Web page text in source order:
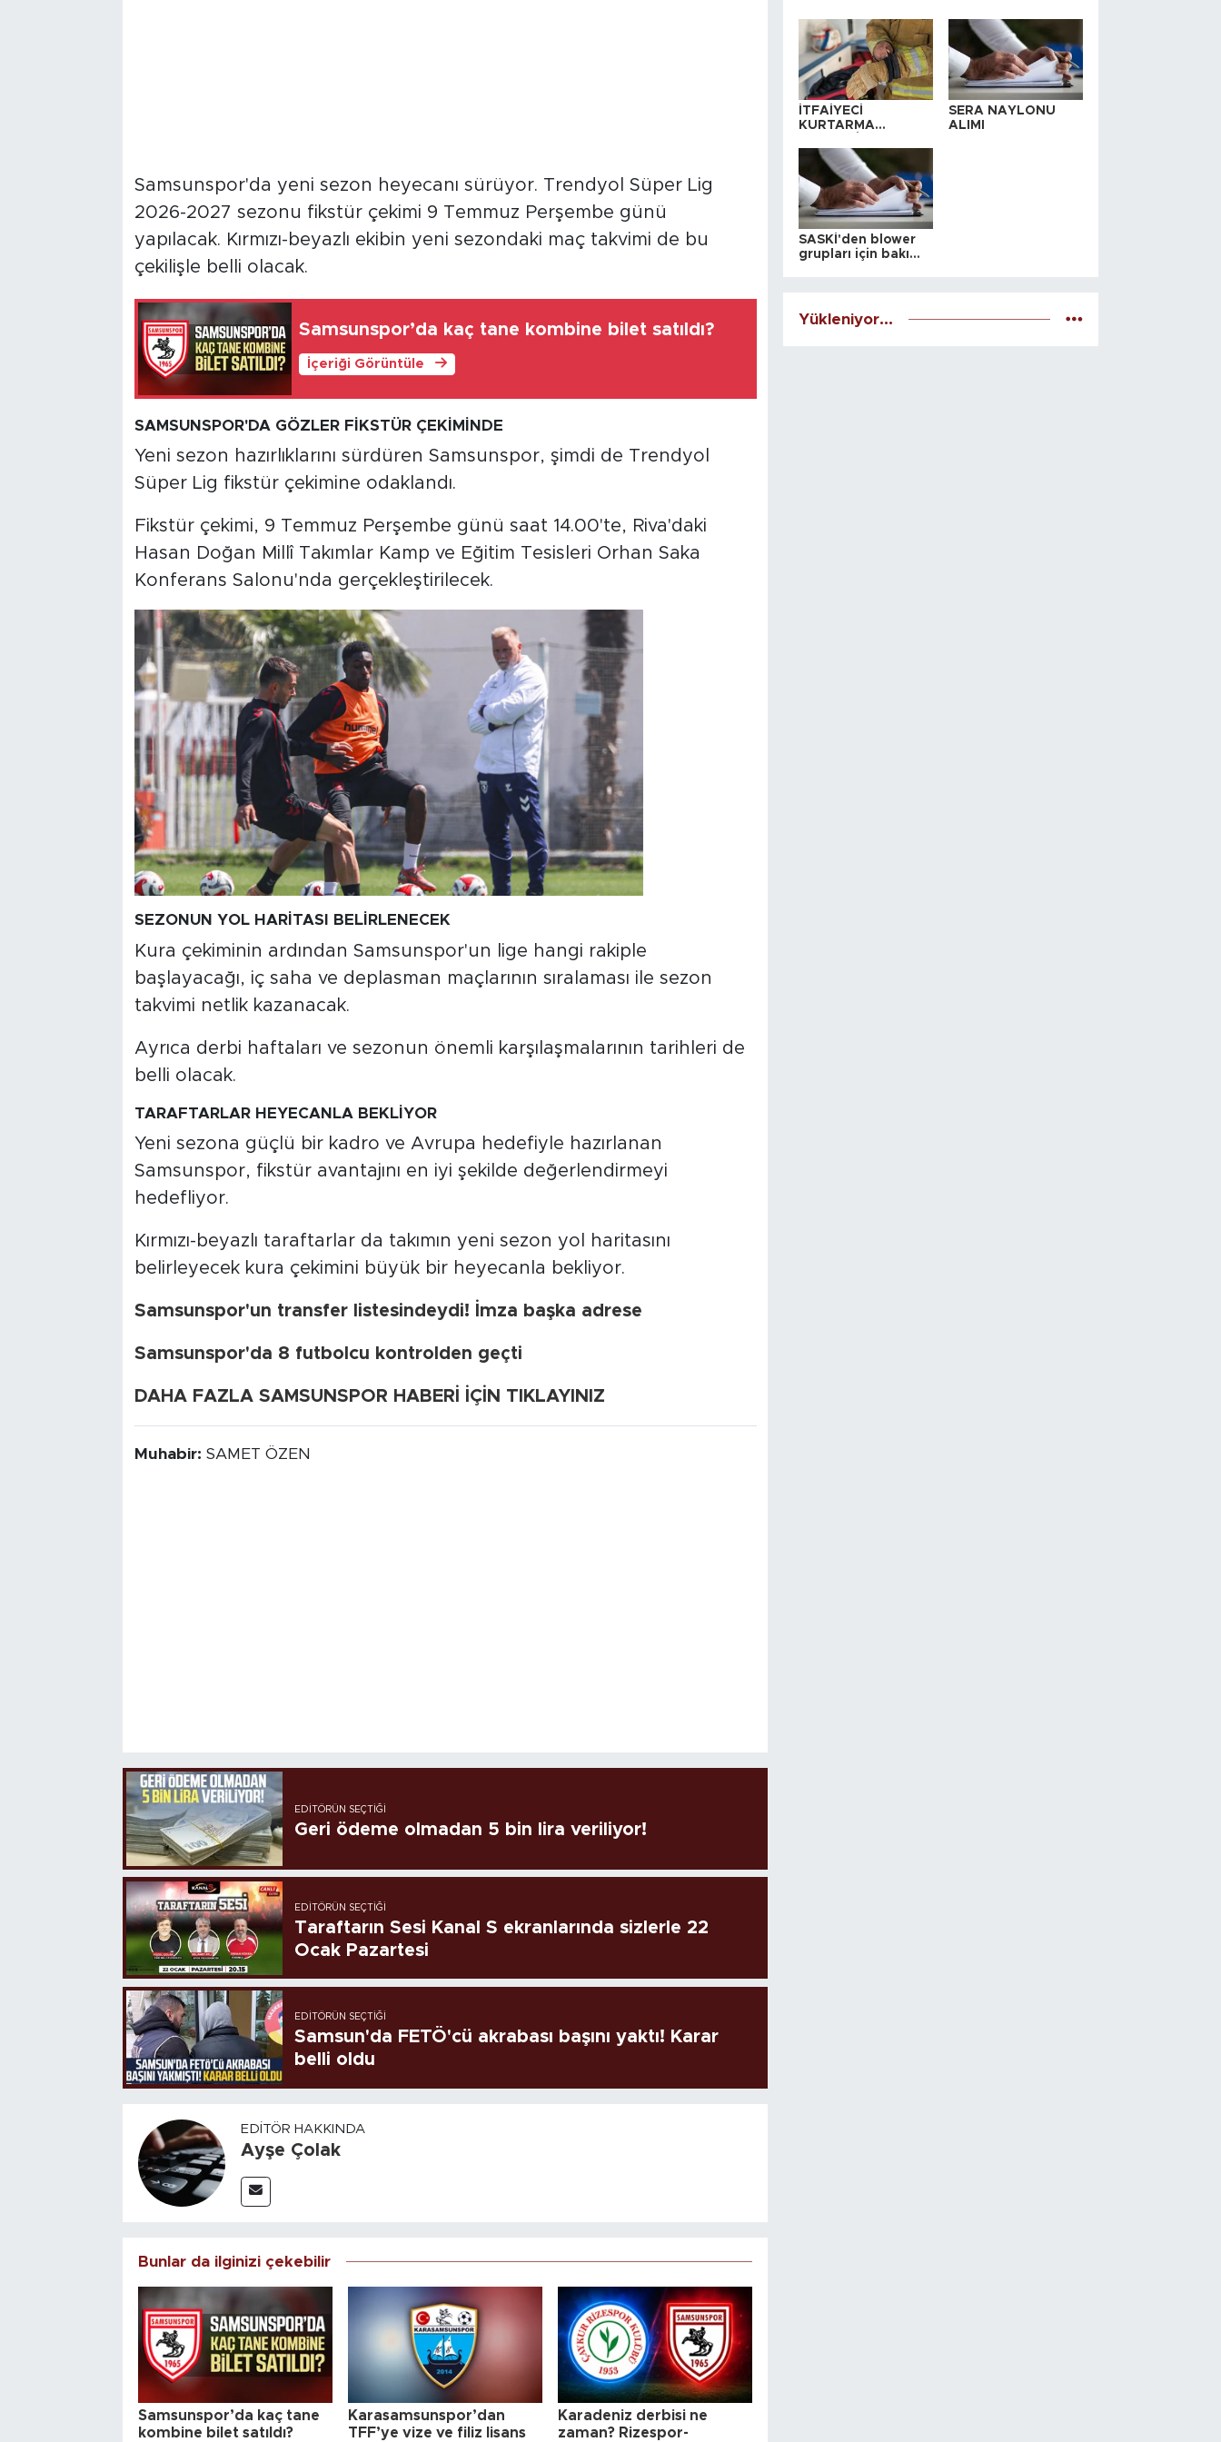
Samsunspor'da yeni sezon heyecanı sürüyor. Trendyol Süper Lig
2026-2027 sezonu fikstür çekimi 9 Temmuz Perşembe günü
yapılacak. Kırmızı-beyazlı ekibin yeni sezondaki maç takvimi de bu
çekilişle belli olacak.
Samsunspor’da kaç tane kombine bilet satıldı?
İçeriği Görüntüle
SAMSUNSPOR'DA GÖZLER FİKSTÜR ÇEKİMİNDE
Yeni sezon hazırlıklarını sürdüren Samsunspor, şimdi de Trendyol
Süper Lig fikstür çekimine odaklandı.
Fikstür çekimi, 9 Temmuz Perşembe günü saat 14.00'te, Riva'daki
Hasan Doğan Millî Takımlar Kamp ve Eğitim Tesisleri Orhan Saka
Konferans Salonu'nda gerçekleştirilecek.
SEZONUN YOL HARİTASI BELİRLENECEK
Kura çekiminin ardından Samsunspor'un lige hangi rakiple
başlayacağı, iç saha ve deplasman maçlarının sıralaması ile sezon
takvimi netlik kazanacak.
Ayrıca derbi haftaları ve sezonun önemli karşılaşmalarının tarihleri de
belli olacak.
TARAFTARLAR HEYECANLA BEKLİYOR
Yeni sezona güçlü bir kadro ve Avrupa hedefiyle hazırlanan
Samsunspor, fikstür avantajını en iyi şekilde değerlendirmeyi
hedefliyor.
Kırmızı-beyazlı taraftarlar da takımın yeni sezon yol haritasını
belirleyecek kura çekimini büyük bir heyecanla bekliyor.
Samsunspor'un transfer listesindeydi! İmza başka adrese
Samsunspor'da 8 futbolcu kontrolden geçti
DAHA FAZLA SAMSUNSPOR HABERİ İÇİN TIKLAYINIZ
Muhabir: SAMET ÖZEN
EDITÖRÜN SEÇTIĞI
Geri ödeme olmadan 5 bin lira veriliyor!
EDITÖRÜN SEÇTIĞI
Taraftarın Sesi Kanal S ekranlarında sizlerle 22
Ocak Pazartesi
EDITÖRÜN SEÇTIĞI
Samsun'da FETÖ'cü akrabası başını yaktı! Karar
belli oldu
EDITÖR HAKKINDA
Ayşe Çolak
Bunlar da ilginizi çekebilir
Samsunspor’da kaç tane
kombine bilet satıldı?
Karasamsunspor’dan
TFF’ye vize ve filiz lisans
Karadeniz derbisi ne
zaman? Rizespor-
İTFAİYECİ
KURTARMA
ALINACAKTIR
SERA NAYLONU
ALIMI
SASKİ'den blower
grupları için bakım
Yükleniyor...